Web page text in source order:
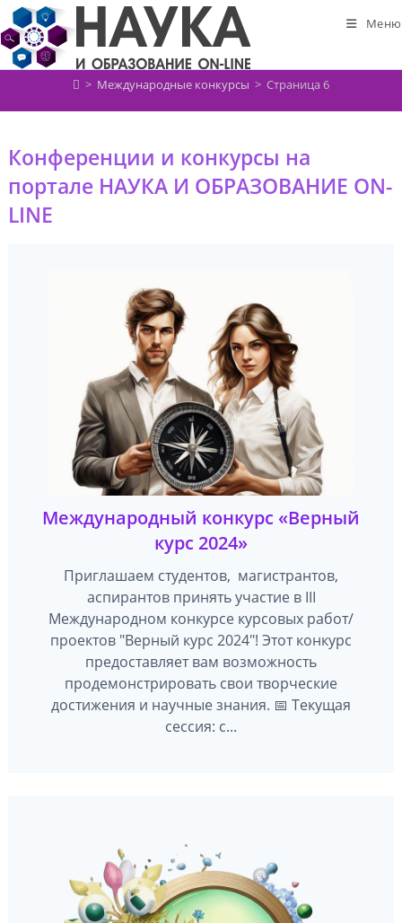
Перейти
к
содержимому
Меню
> Международные конкурсы > Страница 6
Конференции и конкурсы на
портале НАУКА И ОБРАЗОВАНИЕ ON-
LINE
Международный конкурс «Верный
курс 2024»
Приглашаем студентов, магистрантов,
аспирантов принять участие в III
Международном конкурсе курсовых работ/
проектов "Верный курс 2024"! Этот конкурс
предоставляет вам возможность
продемонстрировать свои творческие
достижения и научные знания. 📅 Текущая
сессия: с...